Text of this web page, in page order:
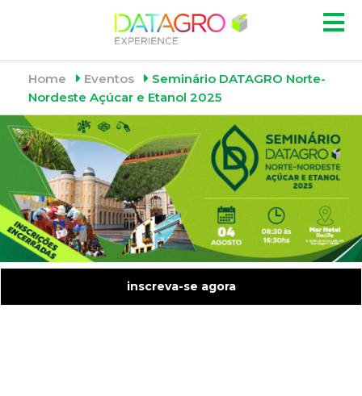
Home Eventos
Seminário DATAGRO Norte-
Nordeste Açúcar e Etanol 2025
inscreva-se agora